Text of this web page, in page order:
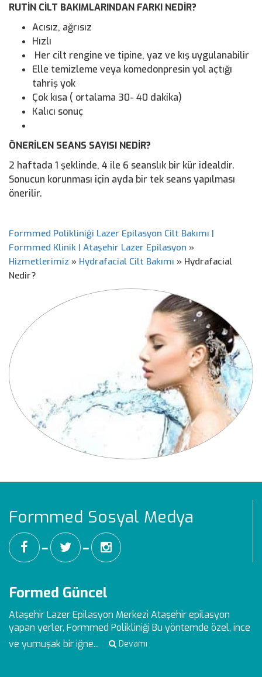
RUTİN CİLT BAKIMLARINDAN FARKI NEDİR?
Acısız, ağrısız
Hızlı
Her cilt rengine ve tipine, yaz ve kış uygulanabilir
Elle temizleme veya komedonpresin yol açtığı
tahriş yok
Çok kısa ( ortalama 30- 40 dakika)
Kalıcı sonuç
ÖNERİLEN SEANS SAYISI NEDİR?
2 haftada 1 şeklinde, 4 ile 6 seanslık bir kür idealdir.
Sonucun korunması için ayda bir tek seans yapılması
önerilir.
Formmed Polikliniği Lazer Epilasyon Cilt Bakımı |
Formmed Klinik | Ataşehir Lazer Epilasyon »
Hizmetlerimiz » Hydrafacial Cilt Bakımı » Hydrafacial
Nedir?
Formmed Sosyal Medya
━ ━
Formed Güncel
Ataşehir Lazer Epilasyon Merkezi Ataşehir epilasyon
yapan yerler, Formmed Polikliniği Bu yöntemde özel, ince
ve yumuşak bir iğne...
Devamı